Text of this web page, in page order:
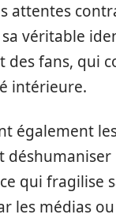
attentes
véritable
des fans, qui
intérieure.
également
qui fragilise
les médias